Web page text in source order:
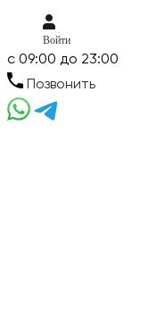
Войти
c 09:00 до 23:00
Позвонить